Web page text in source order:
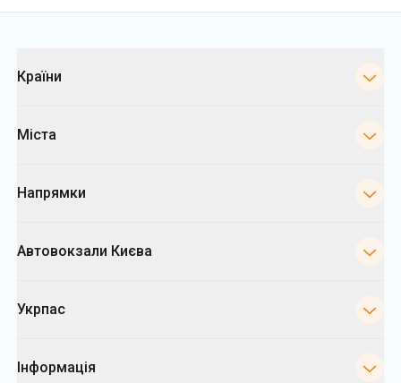
Країни
Міста
Напрямки
Автовокзали Києва
Укрпас
Інформація